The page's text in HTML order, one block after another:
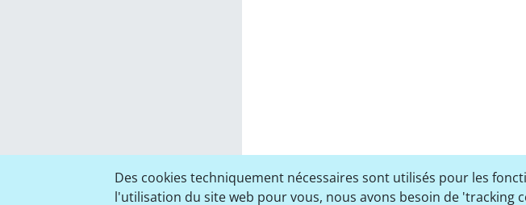
Des cookies techniquement nécessaires sont utilisés pour les
l'utilisation du site web pour vous, nous avons besoin de 'tracking